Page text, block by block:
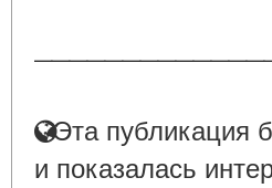
Эта публикация
и показалась